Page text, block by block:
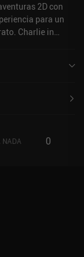
2D con
para un
Charlie in
NADA 0